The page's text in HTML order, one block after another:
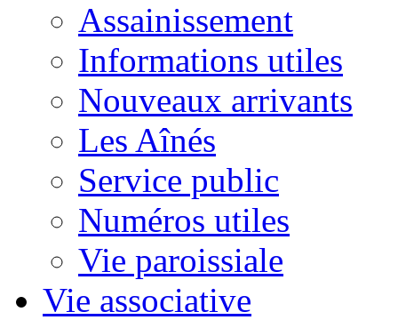
Assainissement
Informations utiles
Nouveaux arrivants
Les Aînés
Service public
Numéros utiles
Vie paroissiale
Vie associative